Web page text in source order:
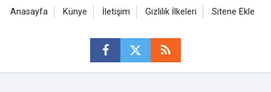
Anasayfa Künye İletişim Gizlilik İlkeleri Sitene Ekle